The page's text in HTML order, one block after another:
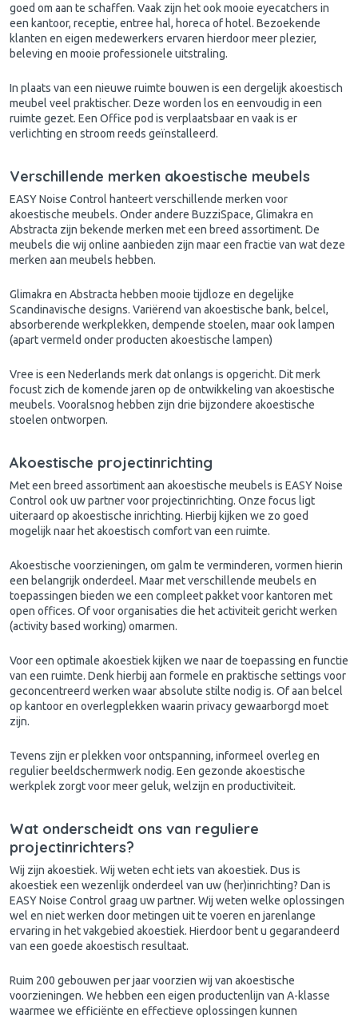
goed om aan te schaffen. Vaak zijn het ook mooie eyecatchers in
een kantoor, receptie, entree hal, horeca of hotel. Bezoekende
klanten en eigen medewerkers ervaren hierdoor meer plezier,
beleving en mooie professionele uitstraling.
In plaats van een nieuwe ruimte bouwen is een dergelijk akoestisch
meubel veel praktischer. Deze worden los en eenvoudig in een
ruimte gezet. Een Office pod is verplaatsbaar en vaak is er
verlichting en stroom reeds geïnstalleerd.
Verschillende merken akoestische meubels
EASY Noise Control hanteert verschillende merken voor
akoestische meubels. Onder andere BuzziSpace, Glimakra en
Abstracta zijn bekende merken met een breed assortiment. De
meubels die wij online aanbieden zijn maar een fractie van wat deze
merken aan meubels hebben.
Glimakra en Abstracta hebben mooie tijdloze en degelijke
Scandinavische designs. Variërend van akoestische bank, belcel,
absorberende werkplekken, dempende stoelen, maar ook lampen
(apart vermeld onder producten akoestische lampen)
Vree is een Nederlands merk dat onlangs is opgericht. Dit merk
focust zich de komende jaren op de ontwikkeling van akoestische
meubels. Vooralsnog hebben zijn drie bijzondere akoestische
stoelen ontworpen.
Akoestische projectinrichting
Met een breed assortiment aan akoestische meubels is EASY Noise
Control ook uw partner voor projectinrichting. Onze focus ligt
uiteraard op akoestische inrichting. Hierbij kijken we zo goed
mogelijk naar het akoestisch comfort van een ruimte.
Akoestische voorzieningen, om galm te verminderen, vormen hierin
een belangrijk onderdeel. Maar met verschillende meubels en
toepassingen bieden we een compleet pakket voor kantoren met
open offices. Of voor organisaties die het activiteit gericht werken
(activity based working) omarmen.
Voor een optimale akoestiek kijken we naar de toepassing en functie
van een ruimte. Denk hierbij aan formele en praktische settings voor
geconcentreerd werken waar absolute stilte nodig is. Of aan belcel
op kantoor en overlegplekken waarin privacy gewaarborgd moet
zijn.
Tevens zijn er plekken voor ontspanning, informeel overleg en
regulier beeldschermwerk nodig. Een gezonde akoestische
werkplek zorgt voor meer geluk, welzijn en productiviteit.
Wat onderscheidt ons van reguliere
projectinrichters?
Wij zijn akoestiek. Wij weten echt iets van akoestiek. Dus is
akoestiek een wezenlijk onderdeel van uw (her)inrichting? Dan is
EASY Noise Control graag uw partner. Wij weten welke oplossingen
wel en niet werken door metingen uit te voeren en jarenlange
ervaring in het vakgebied akoestiek. Hierdoor bent u gegarandeerd
van een goede akoestisch resultaat.
Ruim 200 gebouwen per jaar voorzien wij van akoestische
voorzieningen. We hebben een eigen productenlijn van A-klasse
waarmee we efficiënte en effectieve oplossingen kunnen